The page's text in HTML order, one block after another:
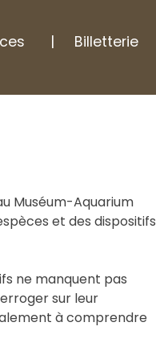
Billetterie
Muséum-Aquarium
et des dispositifs
ne manquent pas
sur leur
à comprendre